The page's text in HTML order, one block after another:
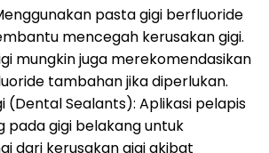
pasta gigi berfluoride
mencegah kerusakan gigi.
mungkin juga merekomendasikan
tambahan jika diperlukan.
(Dental Sealants): Aplikasi pelapis
pada gigi belakang untuk
dari kerusakan gigi akibat